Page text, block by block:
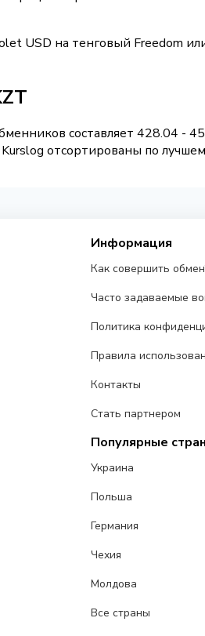
USD на тенговый Freedom
составляет 428.04 -
отсортированы по
Информация
Как совершить
Часто задаваемые
Политика
Правила
Контакты
Стать партнером
Популярные
Украина
Польша
Германия
Чехия
Молдова
Все страны